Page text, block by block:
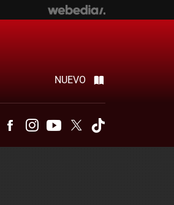
NUEVO
TelegramFacebookInstagramYoutubeTwitter